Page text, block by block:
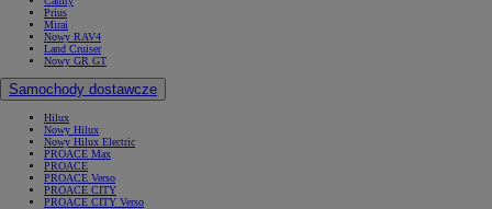
Prius
Mirai
Nowy RAV4
Land Cruiser
Nowy GR GT
Samochody dostawcze
Hilux
Nowy Hilux
Nowy Hilux Electric
PROACE Max
PROACE
PROACE Verso
PROACE CITY
PROACE CITY Verso